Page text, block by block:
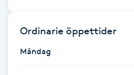
LED-ljusterapi
Liktornar
Ordinarie öppettider
Måndag